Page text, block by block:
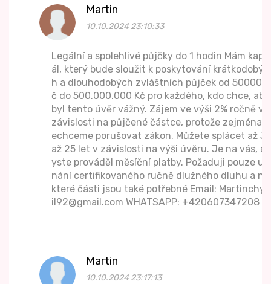
Martin
10.10.2024 23:10:33
Legální a spolehlivé půjčky do 1 hodin Mám kapit
ál, který bude sloužit k poskytování krátkodobýc
h a dlouhodobých zvláštních půjček od 50000 K
č do 500.000.000 Kč pro každého, kdo chce, aby
byl tento úvěr vážný. Zájem ve výši 2% ročně v
závislosti na půjčené částce, protože zejména n
echceme porušovat zákon. Můžete splácet až 3
až 25 let v závislosti na výši úvěru. Je na vás, ab
yste prováděl měsíční platby. Požaduji pouze uz
nání certifikovaného ručně dlužného dluhu a ně
které části jsou také potřebné Email: Martinchyt
il92@gmail.com WHATSAPP: +420607347208
Martin
10.10.2024 23:17:13